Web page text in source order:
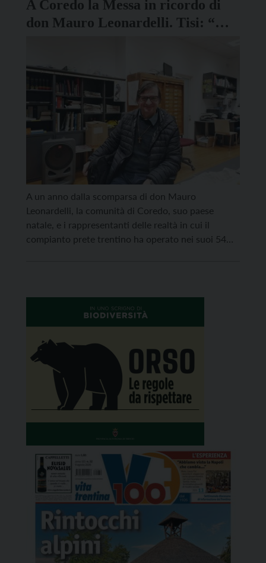
A Coredo la Messa in ricordo di
don Mauro Leonardelli. Tisi: “Ha
A un anno dalla scomparsa di don Mauro
Leonardelli, la comunità di Coredo, suo paese
natale, e i rappresentanti delle realtà in cui il
compianto prete trentino ha operato nei suoi 54